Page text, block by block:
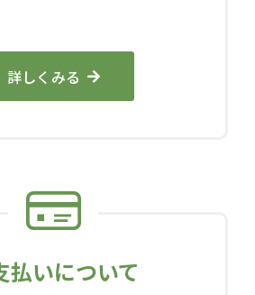
詳しくみる
払いについて